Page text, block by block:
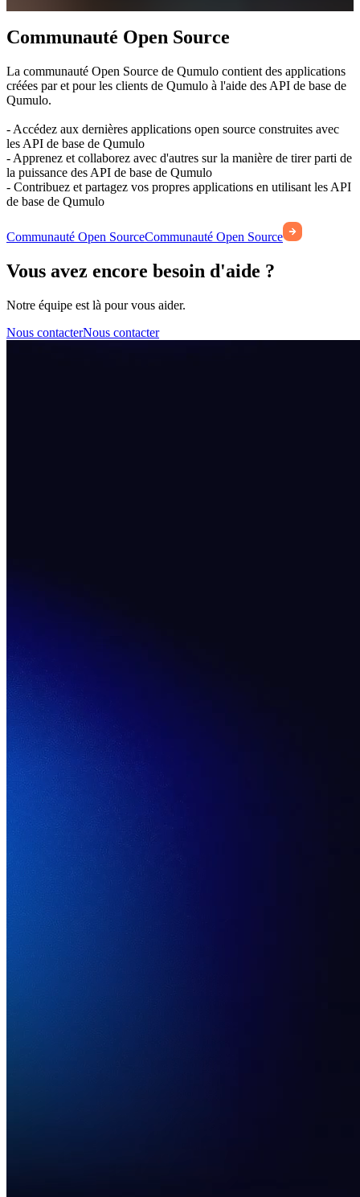
Communauté Open Source
La communauté Open Source de Qumulo contient des applications
créées par et pour les clients de Qumulo à l'aide des API de base de
Qumulo.
- Accédez aux dernières applications open source construites avec
les API de base de Qumulo
- Apprenez et collaborez avec d'autres sur la manière de tirer parti de
la puissance des API de base de Qumulo
- Contribuez et partagez vos propres applications en utilisant les API
de base de Qumulo
Communauté Open SourceCommunauté Open Source
Vous avez encore besoin d'aide ?
Notre équipe est là pour vous aider.
Nous contacterNous contacter